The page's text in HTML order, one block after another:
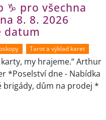
♑ pro všechna
8. 8. 2026
datum
Tarot a výklad karet
my hrajeme.“ Arthur
*Poselství dne - Nabídka
brigády, dům na prodej *